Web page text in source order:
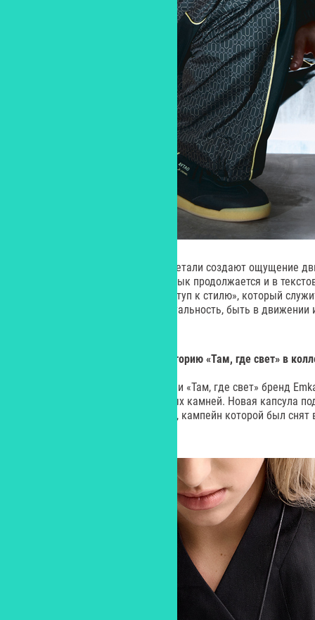
Графика, линии и контрастные детали создают ощущение
мегаполиса. Этот визуальный язык продолжается и в
моделях зашит слоган «Твой доступ к стилю», который
важно сохранять свою индивидуальность, быть в
ила развивать историю «Там, где свет» в
В продолжение летней коллекции «Там, где свет» бренд
линию украшений из натуральных камней. Новая капсула
настроение основной коллекции, кампейн которой был